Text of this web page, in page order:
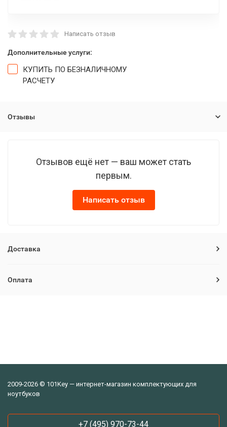
Написать отзыв
Дополнительные услуги:
КУПИТЬ ПО БЕЗНАЛИЧНОМУ
РАСЧЕТУ
Отзывы
Отзывов ещё нет — ваш может стать
первым.
Написать отзыв
Доставка
Оплата
2009-2026 © 101Key — интернет-магазин комплектующих для
ноутбуков
+7 (495) 970-73-44